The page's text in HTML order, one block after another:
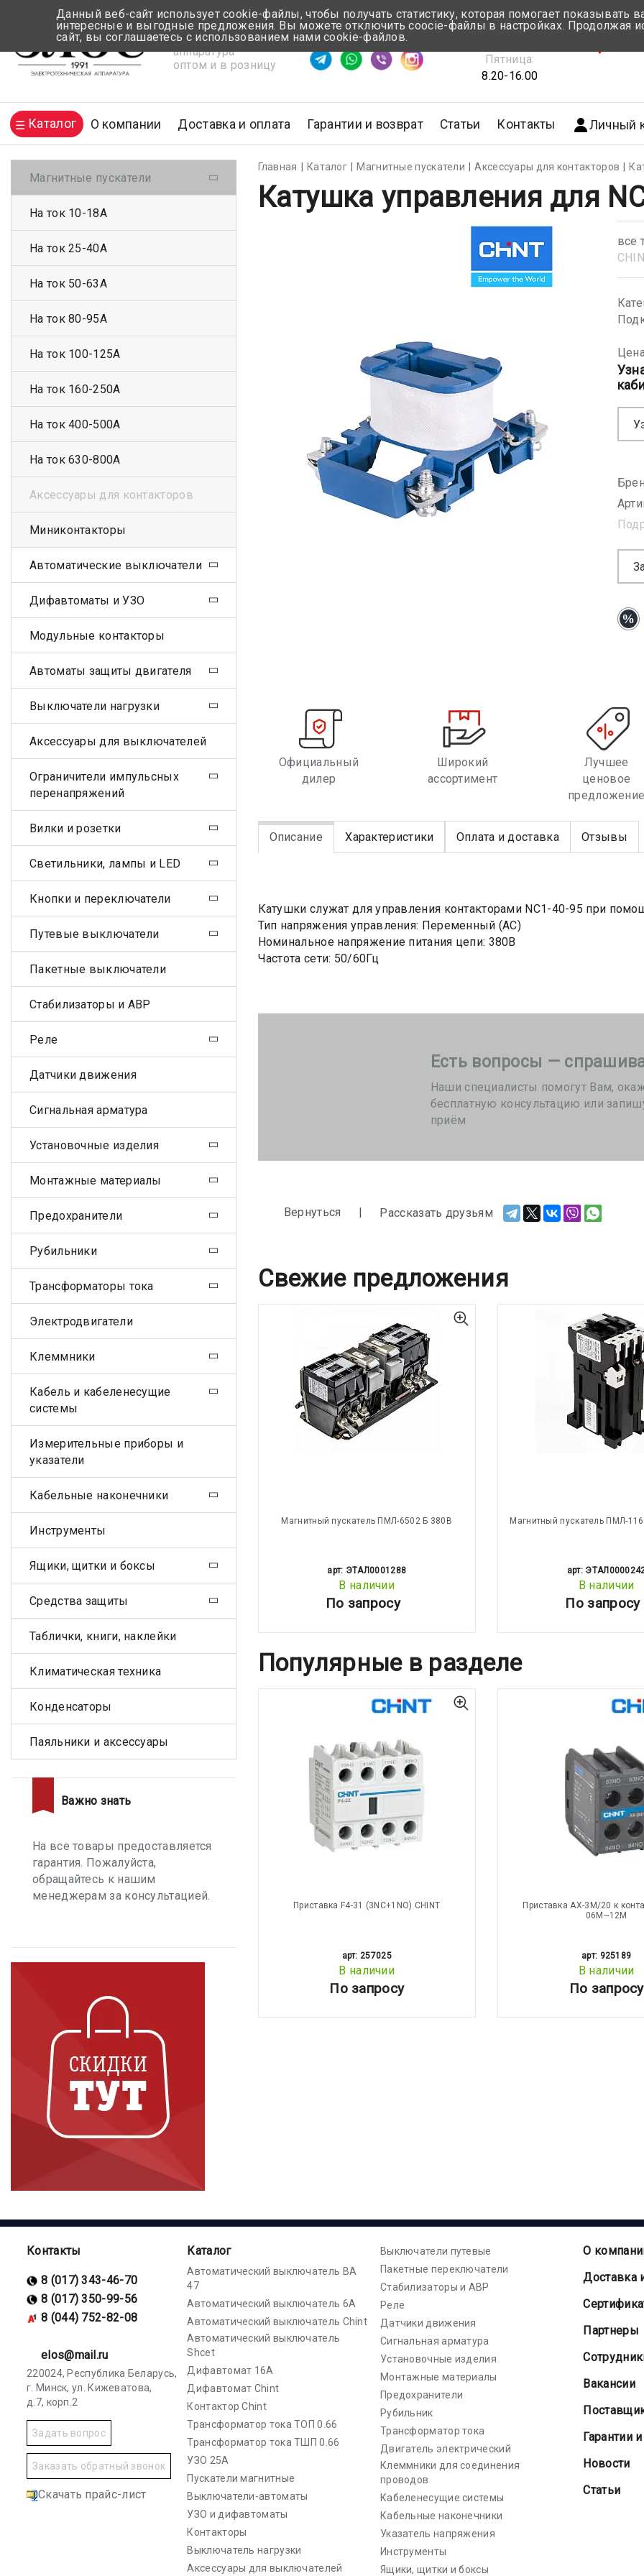
Электротехническая
аппаратура
оптом и в розницу
Время ответа ≈ 5 мин
Понедельник-Четверг:
Пятница:
8.20-16.00
Каталог О компании Доставка и оплата Гарантии и возврат Статьи Контакты Личный
Главная Каталог Магнитные пускатели Аксессуары для контакторов
Катушка управления для
все
Официальный
дилер
Широкий
ассортимент
Лучшее
ценовое
предложение
Описание Характеристики Оплата и доставка Отзывы
Катушки служат для управления контакторами NC1-40-95 при
Тип напряжения управления: Переменный (AC)
Номинальное напряжение питания цепи: 380В
Частота сети: 50/60Гц
Есть вопросы —
Наши специалисты помогут Вам,
бесплатную консультацию или
приём
Вернуться Рассказать друзьям
Свежие предложения
Магнитный пускатель ПМЛ-6502 Б 380В
арт: ЭТАЛ0001288
В наличии
По запросу
Магнитный пускатель ПМЛ-
арт:
В наличии
По запросу
Популярные в разделе
Приставка F4-31 (3NC+1NO) CHINT
арт: 257025
В наличии
По запросу
Приставка AX-3M/20 к
06M~12M
арт: 925189
В наличии
По запросу
Магнитные пускатели
На ток 10-18А
На ток 25-40А
На ток 50-63А
На ток 80-95А
На ток 100-125А
На ток 160-250А
На ток 400-500А
На ток 630-800А
Аксессуары для контакторов
Миниконтакторы
Автоматические выключатели
Дифавтоматы и УЗО
Модульные контакторы
Автоматы защиты двигателя
Выключатели нагрузки
Аксессуары для выключателей
Ограничители импульсных
перенапряжений
Вилки и розетки
Светильники, лампы и LED
Кнопки и переключатели
Путевые выключатели
Пакетные выключатели
Стабилизаторы и АВР
Реле
Датчики движения
Сигнальная арматура
Установочные изделия
Монтажные материалы
Предохранители
Рубильники
Трансформаторы тока
Электродвигатели
Клеммники
Кабель и кабеленесущие
системы
Измерительные приборы и
указатели
Кабельные наконечники
Инструменты
Ящики, щитки и боксы
Средства защиты
Таблички, книги, наклейки
Климатическая техника
Конденсаторы
Паяльники и аксессуары
Важно знать
На все товары предоставляется
гарантия. Пожалуйста,
обращайтесь к нашим
менеджерам за консультацией.
Контакты
8 (017) 343-46-70
8 (017) 350-99-56
8 (044) 752-82-08
elos@mail.ru
220024, Республика Беларусь,
г. Минск, ул. Кижеватова,
д.7, корп.2
Задать вопрос
Заказать обратный звонок
Скачать прайс-лист
Каталог
Автоматический выключатель ВА
47
Автоматический выключатель 6А
Автоматический выключатель Chint
Автоматический выключатель
Shcet
Дифавтомат 16А
Дифавтомат Chint
Контактор Chint
Трансформатор тока ТОП 0.66
Трансформатор тока ТШП 0.66
УЗО 25А
Пускатели магнитные
Выключатели-автоматы
УЗО и дифавтоматы
Контакторы
Выключатель нагрузки
Аксессуары для выключателей
Выключатели путевые
Пакетные переключатели
Стабилизаторы и АВР
Реле
Датчики движения
Сигнальная арматура
Установочные изделия
Монтажные материалы
Предохранители
Рубильник
Трансформатор тока
Двигатель электрический
Клеммники для соединения
проводов
Кабеленесущие системы
Кабельные наконечники
Указатель напряжения
Инструменты
Ящики, щитки и боксы
О
Доставка
Партнеры
Вакансии
Гарантии
Новости
Статьи
Данный веб-сайт использует cookie-файлы, чтобы получать статистику, которая помогает показывать
интересные и выгодные предложения. Вы можете отключить coocie-файлы в настройках. Продолжая
сайт, вы соглашаетесь с использованием нами cookie-файлов.